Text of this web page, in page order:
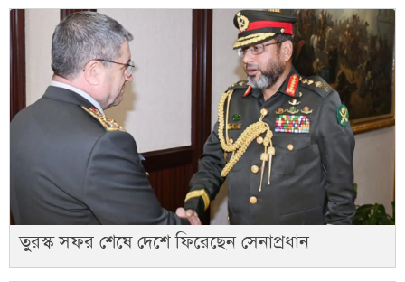
তুরস্ক সফর শেষে দেশে ফিরেছেন সেনাপ্রধান